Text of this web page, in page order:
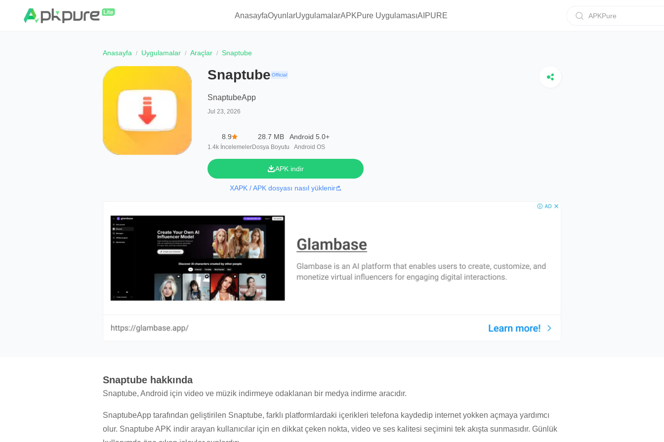
AnasayfaOyunlarUygulamalarAPKPure UygulamasıAIPURE APKPure
Anasayfa Uygulamalar Araçlar Snaptube
Snaptube Official
SnaptubeApp
Jul 23, 2026
8.9
1.4k İncelemeler
28.7 MB
Dosya Boyutu
Android 5.0+
Android OS
APK indir
XAPK / APK dosyası nasıl yüklenir
Snaptube hakkında
Snaptube, Android için video ve müzik indirmeye odaklanan bir medya indirme aracıdır.
SnaptubeApp tarafından geliştirilen Snaptube, farklı platformlardaki içerikleri telefona kaydedip internet yokken açmaya yardımcı
olur. Snaptube APK indir arayan kullanıcılar için en dikkat çeken nokta, video ve ses kalitesi seçimini tek akışta sunmasıdır. Günlük